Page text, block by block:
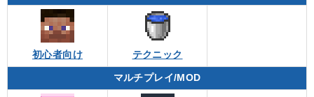
初心者向け テクニック
マルチプレイ/MOD